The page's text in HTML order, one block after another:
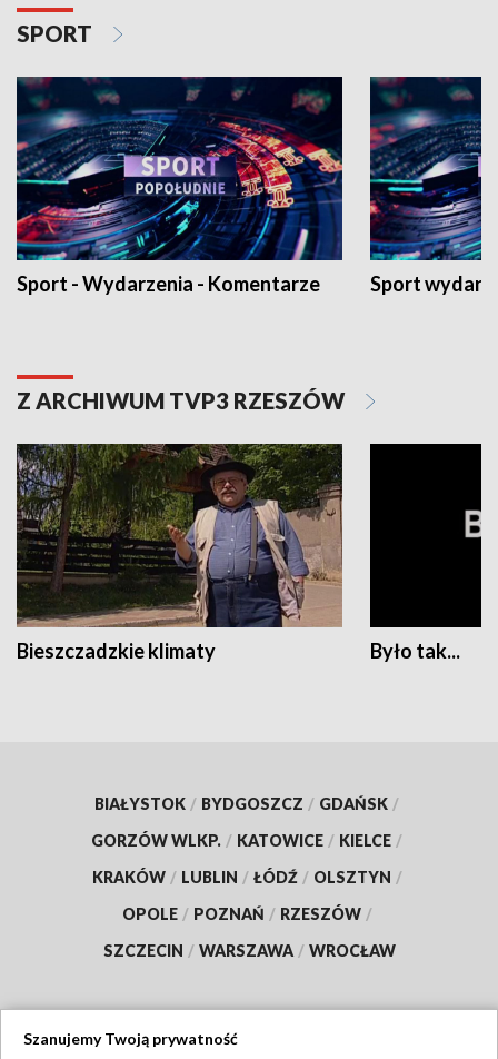
SPORT
Sport - Wydarzenia - Komentarze Sport
Z ARCHIWUM TVP3 RZESZÓW
Bieszczadzkie klimaty Było tak...
BIAŁYSTOK / BYDGOSZCZ / GDAŃSK /
GORZÓW WLKP. / KATOWICE / KIELCE /
KRAKÓW / LUBLIN / ŁÓDŹ / OLSZTYN /
OPOLE / POZNAŃ / RZESZÓW /
SZCZECIN / WARSZAWA / WROCŁAW
Szanujemy Twoją prywatność